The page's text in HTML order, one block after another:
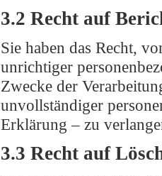
3.2 Recht auf
Sie haben das Recht,
unrichtiger
Zwecke der
unvollständiger
Erklärung – zu
3.3 Recht auf